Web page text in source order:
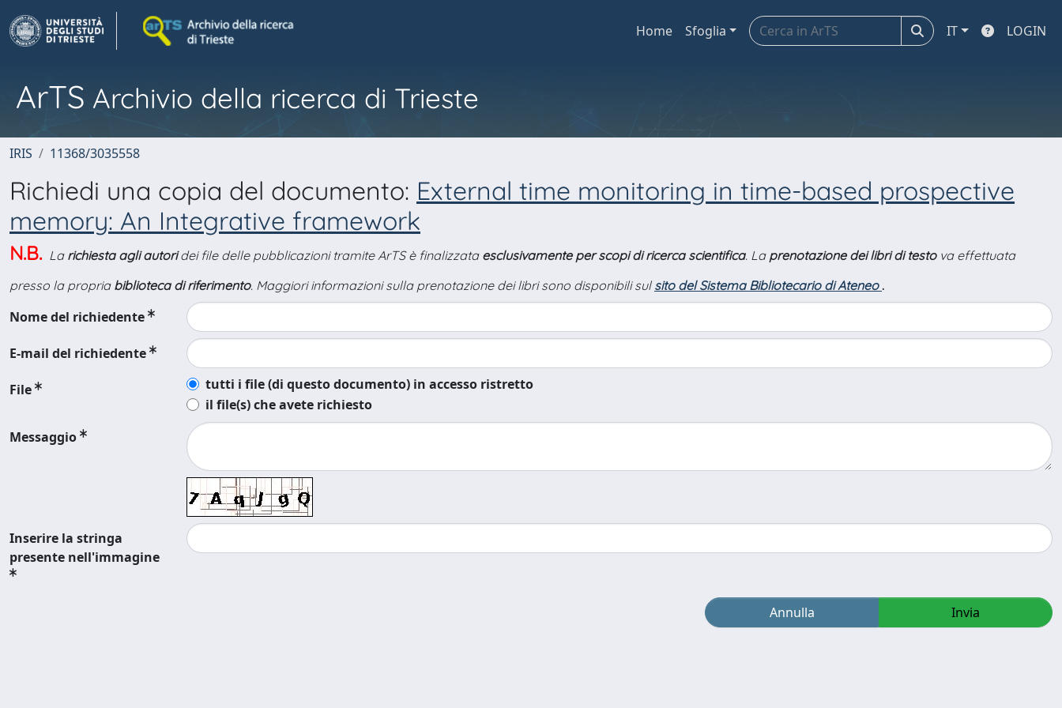
Home Sfoglia IT LOGIN
ArTS Archivio della ricerca di Trieste
IRIS 11368/3035558
Richiedi una copia del documento: External time monitoring in time-based prospective
memory: An Integrative framework
N.B. La richiesta agli autoridei file delle pubblicazioni tramite ArTS è finalizzata esclusivamente per scopi di ricerca scientifica. La prenotazione dei libri di testova effettuata
presso la propria biblioteca di riferimento. Maggiori informazioni sulla prenotazione dei libri sono disponibili sul sito del Sistema Bibliotecario di Ateneo .
Nome del richiedente
E-mail del richiedente
File
tutti i file (di questo documento) in accesso ristretto
il file(s) che avete richiesto
Messaggio
Inserire la stringa
presente nell'immagine
Annulla Invia